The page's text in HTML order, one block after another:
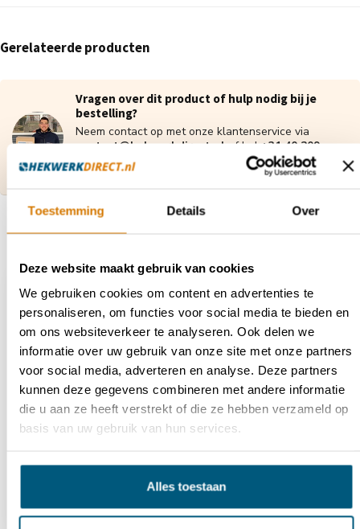
Toestemming Details Over
Deze website maakt gebruik van cookies
We gebruiken cookies om content en advertenties te
personaliseren, om functies voor social media te bieden en
om ons websiteverkeer te analyseren. Ook delen we
informatie over uw gebruik van onze site met onze partners
voor social media, adverteren en analyse. Deze partners
kunnen deze gegevens combineren met andere informatie
die u aan ze heeft verstrekt of die ze hebben verzameld op
basis van uw gebruik van hun services.
Alles toestaan
Gerelateerde producten
Vragen over dit product of hulp nodig bij je
bestelling?
Neem contact op met onze klantenservice via
contact@hekwerkdirect.nlof bel+31 40 209
4087.
Wij zijn bereikbaar tussen 08:00 tot 16:00u.
€3,50